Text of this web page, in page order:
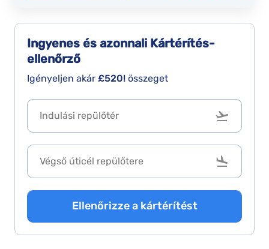
Ingyenes és azonnali Kártérítés-
ellenőrző
Igényeljen akár £520! összeget
Ellenőrizze a kártérítést